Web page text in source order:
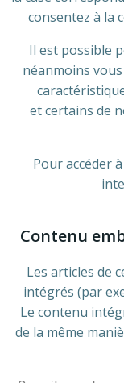
consentez à la
Il est possible
néanmoins
et certains de
Pour accéder
Contenu
Les articles de
intégrés (par
Le contenu
de la même